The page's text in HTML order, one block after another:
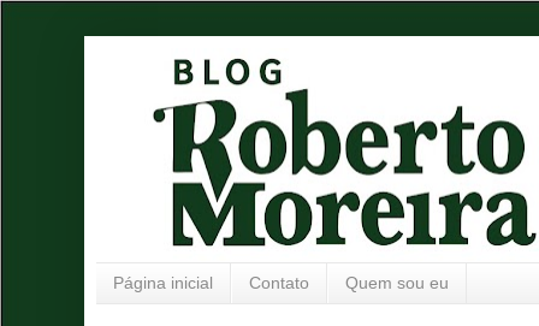
Página inicial Contato Quem sou eu